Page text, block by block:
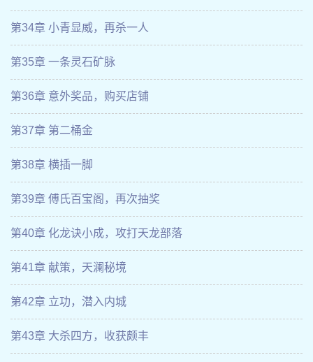
第34章 小青显威，再杀一人
第35章 一条灵石矿脉
第36章 意外奖品，购买店铺
第37章 第二桶金
第38章 横插一脚
第39章 傅氏百宝阁，再次抽奖
第40章 化龙诀小成，攻打天龙部落
第41章 献策，天澜秘境
第42章 立功，潜入内城
第43章 大杀四方，收获颇丰